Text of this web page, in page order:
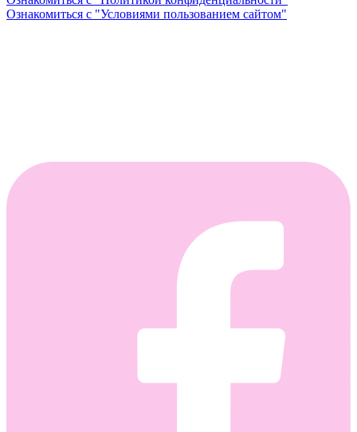
Ознакомиться с "Условиями пользованием сайтом"